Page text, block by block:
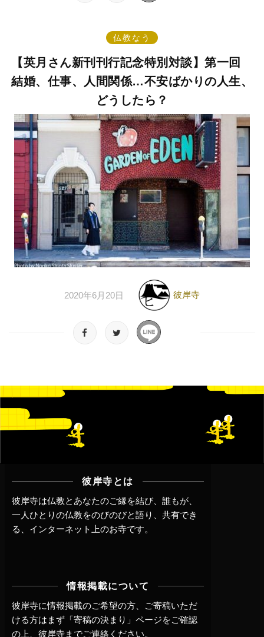
仏教なう
【英月さん新刊刊行記念特別対談】第一回
結婚、仕事、人間関係…不安ばかりの人生、
どうしたら？
2020年6月20日 彼岸寺
彼岸寺とは
彼岸寺は仏教とあなたのご縁を結び、誰もが、
一人ひとりの仏教をのびのびと語り、共有でき
る、インターネット上のお寺です。
情報掲載について
彼岸寺に情報掲載のご希望の方、ご寄稿いただ
ける方はまず 「寄稿の決まり」ページをご確認
の上、 彼岸寺までご連絡 ください。